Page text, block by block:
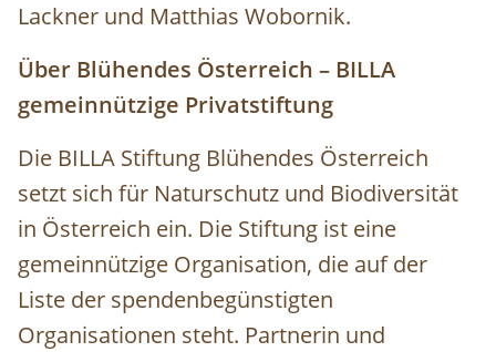
Lackner und Matthias Wobornik.
Über Blühendes Österreich – BILLA
gemeinnützige Privatstiftung
Die BILLA Stiftung Blühendes Österreich
setzt sich für Naturschutz und Biodiversität
in Österreich ein. Die Stiftung ist eine
gemeinnützige Organisation, die auf der
Liste der spendenbegünstigten
Organisationen steht. Partnerin und